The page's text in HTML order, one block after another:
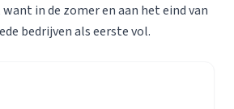
in de zomer en aan het eind van
bedrijven als eerste vol.